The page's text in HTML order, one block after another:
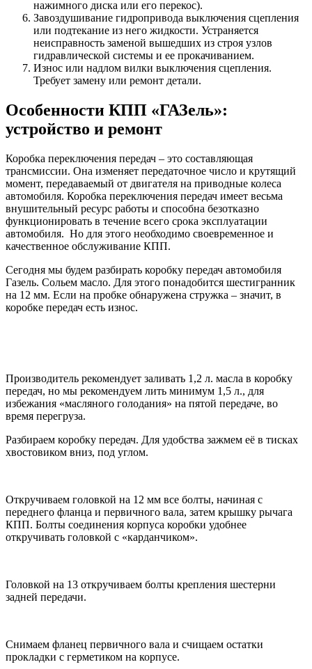
нажимного диска или его перекос).
Завоздушивание гидропривода выключения сцепления
или подтекание из него жидкости. Устраняется
неисправность заменой вышедших из строя узлов
гидравлической системы и ее прокачиванием.
Износ или надлом вилки выключения сцепления.
Требует замену или ремонт детали.
Особенности КПП «ГАЗель»:
устройство и ремонт
Коробка переключения передач – это составляющая
трансмиссии. Она изменяет передаточное число и крутящий
момент, передаваемый от двигателя на приводные колеса
автомобиля. Коробка переключения передач имеет весьма
внушительный ресурс работы и способна безотказно
функционировать в течение всего срока эксплуатации
автомобиля. Но для этого необходимо своевременное и
качественное обслуживание КПП.
Сегодня мы будем разбирать коробку передач автомобиля
Газель. Сольем масло. Для этого понадобится шестигранник
на 12 мм. Если на пробке обнаружена стружка – значит, в
коробке передач есть износ.
Производитель рекомендует заливать 1,2 л. масла в коробку
передач, но мы рекомендуем лить минимум 1,5 л., для
избежания «масляного голодания» на пятой передаче, во
время перегруза.
Разбираем коробку передач. Для удобства зажмем её в тисках
хвостовиком вниз, под углом.
Откручиваем головкой на 12 мм все болты, начиная с
переднего фланца и первичного вала, затем крышку рычага
КПП. Болты соединения корпуса коробки удобнее
откручивать головкой с «карданчиком».
Головкой на 13 откручиваем болты крепления шестерни
задней передачи.
Снимаем фланец первичного вала и счищаем остатки
прокладки с герметиком на корпусе.